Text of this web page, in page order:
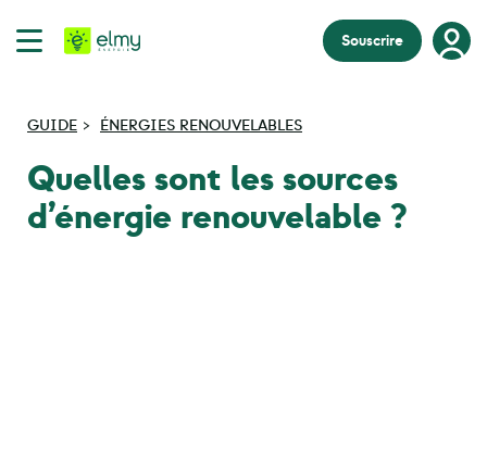
Souscrire
GUIDE ÉNERGIES RENOUVELABLES
Quelles sont les sources
d’énergie renouvelable ?